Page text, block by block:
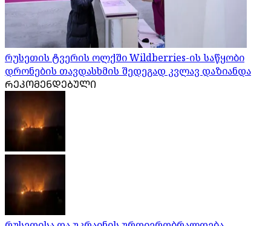
რუსეთის ტვერის ოლქში Wildberries-ის საწყობი
დრონების თავდასხმის შედეგად კვლავ დაზიანდა
ᲠᲔᲙᲝᲛᲔᲜᲓᲔᲑᲣᲚᲘ